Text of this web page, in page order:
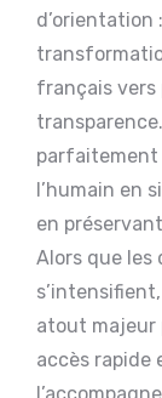
d’orientation
français vers
parfaitement
l’humain en
en
Alors que les
atout majeur
accès rapide